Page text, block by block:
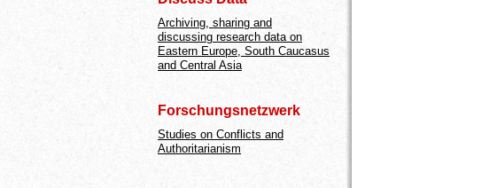
Archiving, sharing and
discussing research data on
Eastern Europe, South Caucasus
and Central Asia
Forschungsnetzwerk
Studies on Conflicts and
Authoritarianism